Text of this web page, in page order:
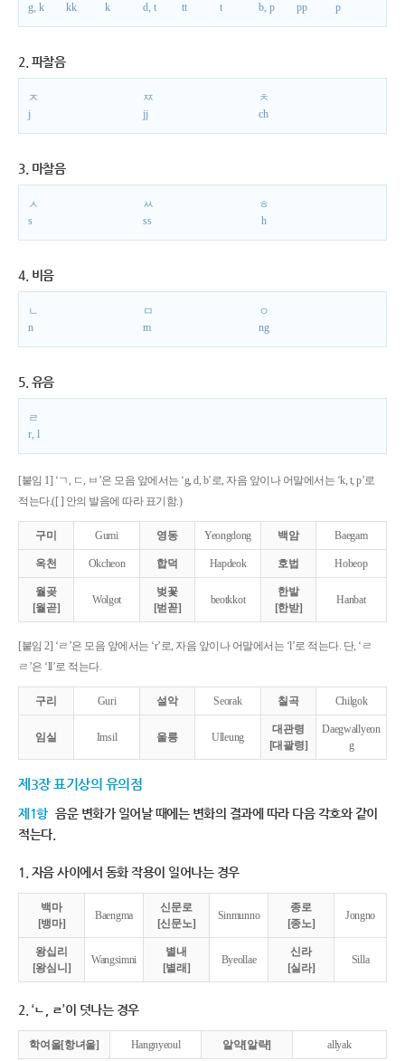
g, k
kk
k
d, t
tt
t
b, p
pp
p
2. 파찰음
ㅈ
j
ㅉ
jj
ㅊ
ch
3. 마찰음
ㅅ
s
ㅆ
ss
ㅎ
h
4. 비음
ㄴ
n
ㅁ
m
ㅇ
ng
5. 유음
ㄹ
r, l
[붙임 1] ‘ㄱ, ㄷ, ㅂ’은 모음 앞에서는 ‘g, d, b’로, 자음 앞이나 어말에서는 ‘k, t, p’로
적는다.([ ] 안의 발음에 따라 표기함.)
구미 Gumi 영동 Yeongdong 백암 Baegam
옥천 Okcheon 합덕 Hapdeok 호법 Hobeop
월곶
[월곧]
Wolgot
벚꽃
[벋꼳]
beotkkot
한밭
[한받]
Hanbat
[붙임 2] ‘ㄹ’은 모음 앞에서는 ‘r’로, 자음 앞이나 어말에서는 ‘l’로 적는다. 단, ‘ㄹ
ㄹ’은 ‘ll’로 적는다.
구리 Guri 설악 Seorak 칠곡 Chilgok
임실 Imsil 울릉 Ulleung
대관령
[대괄령]
Daegwallyeon
g
제3장 표기상의 유의점
제1항 음운 변화가 일어날 때에는 변화의 결과에 따라 다음 각호와 같이
적는다.
1. 자음 사이에서 동화 작용이 일어나는 경우
백마
[뱅마]
Baengma
신문로
[신문노]
Sinmunno
종로
[종노]
Jongno
왕십리
[왕심니]
Wangsimni
별내
[별래]
Byeollae
신라
[실라]
Silla
2. ‘ㄴ, ㄹ’이 덧나는 경우
학여울[항녀울] Hangnyeoul 알약[알략] allyak